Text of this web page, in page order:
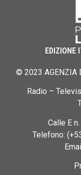
EDIZIONE
© 2023 AGENZIA
Radio –
Calle E
Telefono: